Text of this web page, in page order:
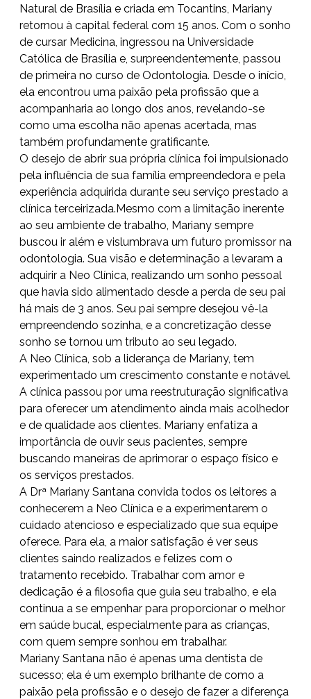
Natural de Brasília e criada em Tocantins, Mariany
retornou à capital federal com 15 anos. Com o sonho
de cursar Medicina, ingressou na Universidade
Católica de Brasília e, surpreendentemente, passou
de primeira no curso de Odontologia. Desde o início,
ela encontrou uma paixão pela profissão que a
acompanharia ao longo dos anos, revelando-se
como uma escolha não apenas acertada, mas
também profundamente gratificante.
O desejo de abrir sua própria clínica foi impulsionado
pela influência de sua família empreendedora e pela
experiência adquirida durante seu serviço prestado a
clínica terceirizada.Mesmo com a limitação inerente
ao seu ambiente de trabalho, Mariany sempre
buscou ir além e vislumbrava um futuro promissor na
odontologia. Sua visão e determinação a levaram a
adquirir a Neo Clínica, realizando um sonho pessoal
que havia sido alimentado desde a perda de seu pai
há mais de 3 anos. Seu pai sempre desejou vê-la
empreendendo sozinha, e a concretização desse
sonho se tornou um tributo ao seu legado.
A Neo Clínica, sob a liderança de Mariany, tem
experimentado um crescimento constante e notável.
A clínica passou por uma reestruturação significativa
para oferecer um atendimento ainda mais acolhedor
e de qualidade aos clientes. Mariany enfatiza a
importância de ouvir seus pacientes, sempre
buscando maneiras de aprimorar o espaço físico e
os serviços prestados.
A Drª Mariany Santana convida todos os leitores a
conhecerem a Neo Clínica e a experimentarem o
cuidado atencioso e especializado que sua equipe
oferece. Para ela, a maior satisfação é ver seus
clientes saindo realizados e felizes com o
tratamento recebido. Trabalhar com amor e
dedicação é a filosofia que guia seu trabalho, e ela
continua a se empenhar para proporcionar o melhor
em saúde bucal, especialmente para as crianças,
com quem sempre sonhou em trabalhar.
Mariany Santana não é apenas uma dentista de
sucesso; ela é um exemplo brilhante de como a
paixão pela profissão e o desejo de fazer a diferença